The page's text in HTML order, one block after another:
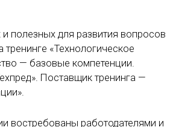
полезных для развития вопросов
тренинге «Технологическое
— базовые компетенции.
Поставщик тренинга —
востребованы работодателями и